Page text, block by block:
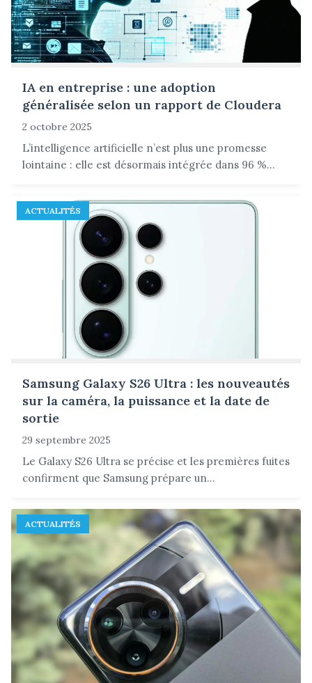
IA en entreprise : une adoption
généralisée selon un rapport de Cloudera
2 octobre 2025
L’intelligence artificielle n’est plus une promesse
lointaine : elle est désormais intégrée dans 96 %...
ACTUALITÉS
Samsung Galaxy S26 Ultra : les nouveautés
sur la caméra, la puissance et la date de
sortie
29 septembre 2025
Le Galaxy S26 Ultra se précise et les premières fuites
confirment que Samsung prépare un...
ACTUALITÉS